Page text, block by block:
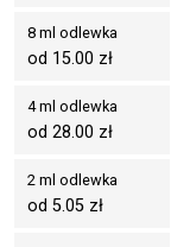
8 ml odlewka
od 15.00 zł
4 ml odlewka
od 28.00 zł
2 ml odlewka
od 5.05 zł